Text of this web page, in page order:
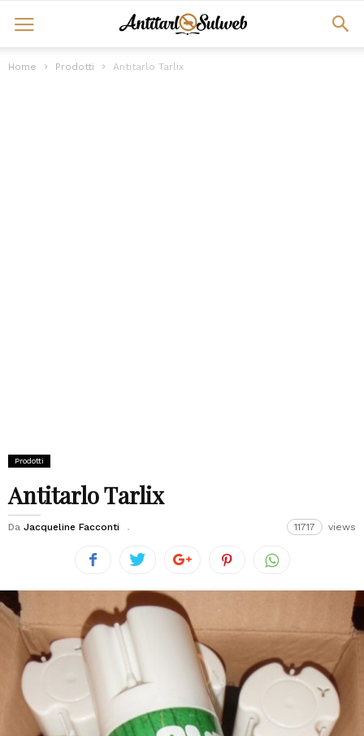
Home Prodotti Antitarlo Tarlix
Prodotti
Antitarlo Tarlix
Da Jacqueline Facconti 11717 views